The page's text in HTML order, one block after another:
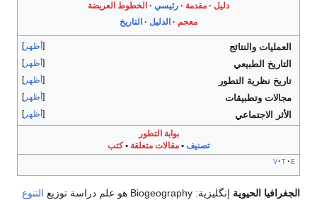
دليل
مقدمة رئيسي
الخطوط العريضة
معجم
الدليل التاريخ
أظهر العمليات والنتائج
أظهر التاريخ الطبيعي
أظهر تاريخ نظرية التطور
أظهر مجالات وتطبيقات
أظهر الأثر الاجتماعي
بوابة التطور
تصنيف • مقالات متعلقة •كتب
v t e
الجغرافيا الحيوية إنگليزية: Biogeography هو علم دراسة توزيع التنوع